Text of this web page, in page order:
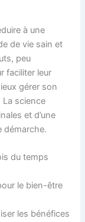
à une
de vie sain et
peu
faciliter leur
gérer son
La science
et d’une
démarche.
du temps
le bien-être
les bénéfices